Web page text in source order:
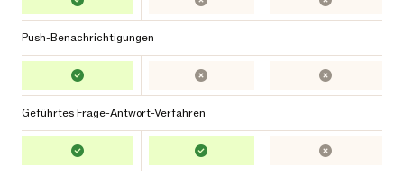
Push-Benachrichtigungen
Geführtes Frage-Antwort-Verfahren